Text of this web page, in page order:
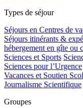
Types de séjour
Séjours en Centres de
Séjours itinérants &
hébergement en gîte ou
Sciences et Sports
Sciences pour l’Urgence
Vacances et Soutien
Journalisme Scientifique
Groupes